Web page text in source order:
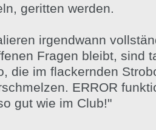
geritten werden.
irgendwann
Fragen bleibt, sind
die im flackernden
ERROR
gut wie im Club!"